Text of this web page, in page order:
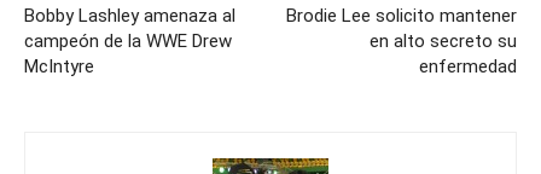
Bobby Lashley amenaza al
campeón de la WWE Drew
McIntyre
Brodie Lee solicito mantener
en alto secreto su
enfermedad